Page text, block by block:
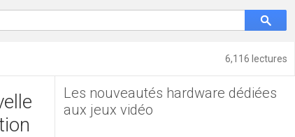
6,116 lectures
Les nouveautés hardware dédiées
aux jeux vidéo